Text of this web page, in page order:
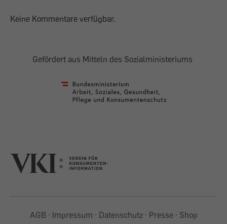
Keine Kommentare verfügbar.
Gefördert aus Mitteln des Sozialministeriums
AGB Impressum Datenschutz Presse
Shop